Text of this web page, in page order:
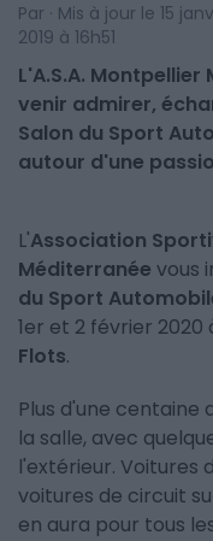
Par · Mis à jour le 15
2019 à 16h51
L'A.S.A.
venir admirer,
Salon du Sport
autour d'une
L'Association
Méditerranée vous
du Sport
1er et 2 février 2020
Flots.
Plus d'une centaine
la salle, avec
l'extérieur. Voitures
voitures de circuit
en aura pour tous